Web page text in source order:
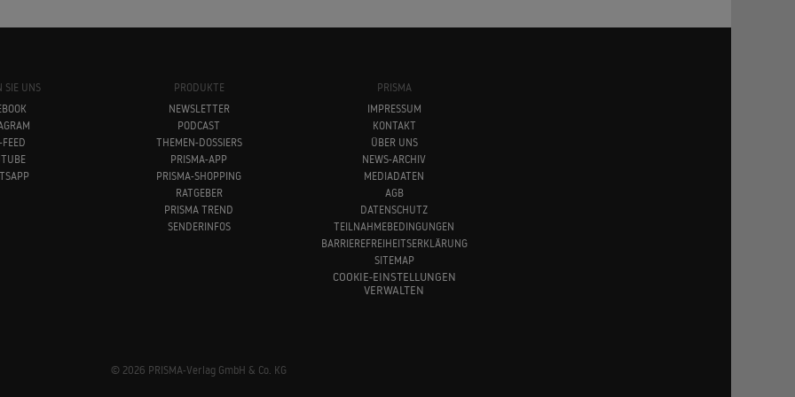
SIE UNS
FEED
PRODUKTE
NEWSLETTER
PODCAST
THEMEN-DOSSIERS
PRISMA-APP
PRISMA-SHOPPING
RATGEBER
PRISMA TREND
SENDERINFOS
PRISMA
IMPRESSUM
KONTAKT
ÜBER UNS
NEWS-ARCHIV
MEDIADATEN
AGB
DATENSCHUTZ
TEILNAHMEBEDINGUNGEN
BARRIEREFREIHEITSERKLÄRUNG
SITEMAP
COOKIE-EINSTELLUNGEN
VERWALTEN
© 2026 PRISMA-Verlag GmbH & Co. KG